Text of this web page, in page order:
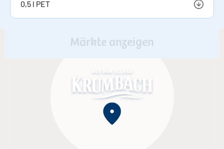
0,5 l PET
Märkte anzeigen